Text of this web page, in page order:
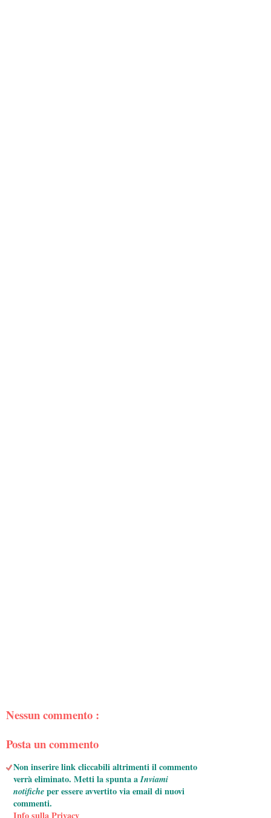
Nessun commento :
Posta un commento
Non inserire link cliccabili altrimenti il commento
verrà eliminato. Metti la spunta aInviami
notificheper essere avvertito via email di nuovi
commenti.
Info sulla Privacy